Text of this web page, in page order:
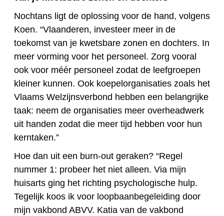
Nochtans ligt de oplossing voor de hand, volgens
Koen. “Vlaanderen, investeer meer in de
toekomst van je kwetsbare zonen en dochters. In
meer vorming voor het personeel. Zorg vooral
ook voor méér personeel zodat de leefgroepen
kleiner kunnen. Ook koepelorganisaties zoals het
Vlaams Welzijnsverbond hebben een belangrijke
taak: neem de organisaties meer overheadwerk
uit handen zodat die meer tijd hebben voor hun
kerntaken.”
Hoe dan uit een burn-out geraken? “Regel
nummer 1: probeer het niet alleen. Via mijn
huisarts ging het richting psychologische hulp.
Tegelijk koos ik voor loopbaanbegeleiding door
mijn vakbond ABVV. Katia van de vakbond